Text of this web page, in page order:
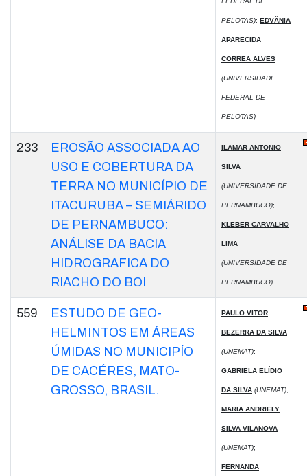
PELOTAS); EDVÂNIA
APARECIDA
CORREA ALVES
(UNIVERSIDADE
FEDERAL DE
PELOTAS)
233
EROSÃO ASSOCIADA AO
USO E COBERTURA DA
TERRA NO MUNICÍPIO DE
ITACURUBA – SEMIÁRIDO
DE PERNAMBUCO:
ANÁLISE DA BACIA
HIDROGRAFICA DO
RIACHO DO BOI
ILAMAR ANTONIO
SILVA
(UNIVERSIDADE DE
PERNAMBUCO);
KLEBER CARVALHO
LIMA
(UNIVERSIDADE DE
PERNAMBUCO)
559
ESTUDO DE GEO-
HELMINTOS EM ÁREAS
ÚMIDAS NO MUNICIPÍO
DE CACÉRES, MATO-
GROSSO, BRASIL.
PAULO VITOR
BEZERRA DA SILVA
(UNEMAT);
GABRIELA ELÍDIO
DA SILVA (UNEMAT);
MARIA ANDRIELY
SILVA VILANOVA
(UNEMAT);
FERNANDA